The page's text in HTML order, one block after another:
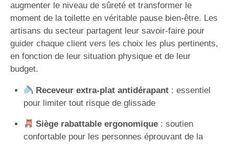
augmenter le niveau de sûreté et transformer le
moment de la toilette en véritable pause bien-être. Les
artisans du secteur partagent leur savoir-faire pour
guider chaque client vers les choix les plus pertinents,
en fonction de leur situation physique et de leur
budget.
Receveur extra-plat antidérapant: essentiel
pour limiter tout risque de glissade
Siège rabattable ergonomique: soutien
confortable pour les personnes éprouvant de la